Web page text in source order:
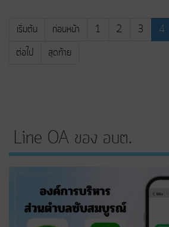
เริ่มต้น ก่อนหน้า 1 2 3 4
ต่อไป
สุดท้าย
Line OA ของ อบต.